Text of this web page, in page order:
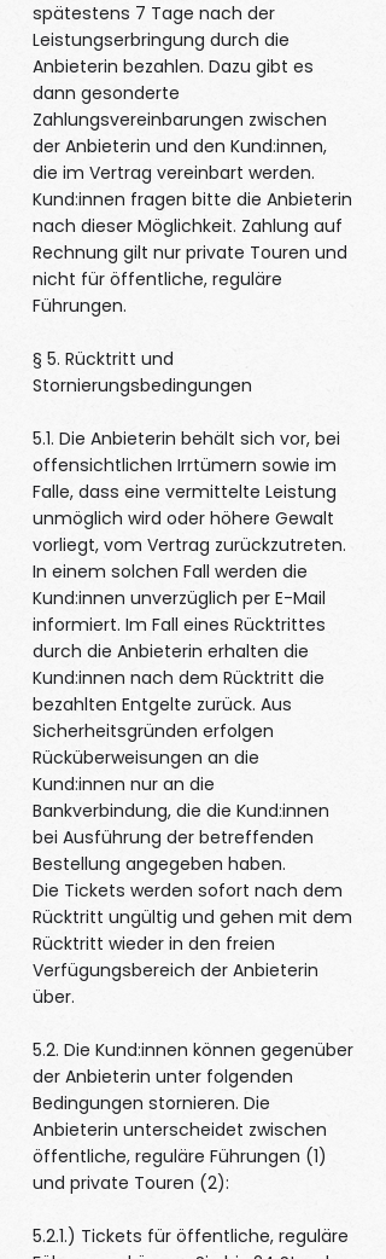
spätestens 7 Tage nach der
Leistungserbringung durch die
Anbieterin bezahlen. Dazu gibt es
dann gesonderte
Zahlungsvereinbarungen zwischen
der Anbieterin und den Kund:innen,
die im Vertrag vereinbart werden.
Kund:innen fragen bitte die Anbieterin
nach dieser Möglichkeit. Zahlung auf
Rechnung gilt nur private Touren und
nicht für öffentliche, reguläre
Führungen.
§ 5. Rücktritt und
Stornierungsbedingungen
5.1. Die Anbieterin behält sich vor, bei
offensichtlichen Irrtümern sowie im
Falle, dass eine vermittelte Leistung
unmöglich wird oder höhere Gewalt
vorliegt, vom Vertrag zurückzutreten.
In einem solchen Fall werden die
Kund:innen unverzüglich per E-Mail
informiert. Im Fall eines Rücktrittes
durch die Anbieterin erhalten die
Kund:innen nach dem Rücktritt die
bezahlten Entgelte zurück. Aus
Sicherheitsgründen erfolgen
Rücküberweisungen an die
Kund:innen nur an die
Bankverbindung, die die Kund:innen
bei Ausführung der betreffenden
Bestellung angegeben haben.
Die Tickets werden sofort nach dem
Rücktritt ungültig und gehen mit dem
Rücktritt wieder in den freien
Verfügungsbereich der Anbieterin
über.
5.2. Die Kund:innen können gegenüber
der Anbieterin unter folgenden
Bedingungen stornieren. Die
Anbieterin unterscheidet zwischen
öffentliche, reguläre Führungen (1)
und private Touren (2):
5.2.1.) Tickets für öffentliche, reguläre